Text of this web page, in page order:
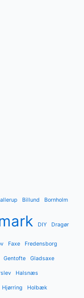
Billund Bornholm
DIY Dragør
Faxe Fredensborg
Gentofte Gladsaxe
Halsnæs
Hjørring Holbæk